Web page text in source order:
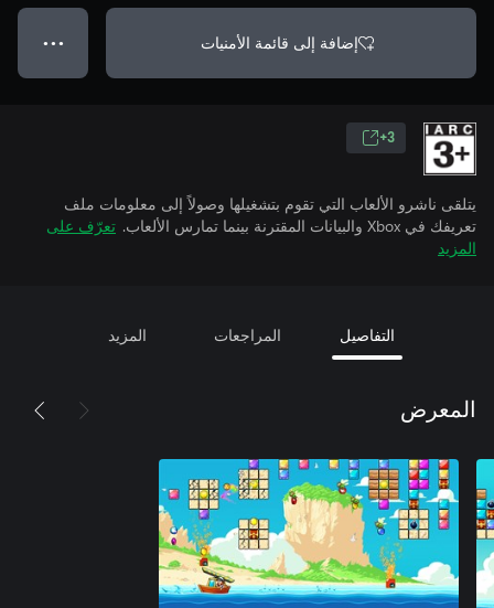
إضافة إلى قائمة الأمنيات ● ● ●
3+
يتلقى ناشرو الألعاب التي تقوم بتشغيلها وصولاً إلى معلومات ملف
تعريفك في Xbox والبيانات المقترنة بينما تمارس الألعاب.
تعرّف على
المزيد
التفاصيل المراجعات المزيد
المعرض